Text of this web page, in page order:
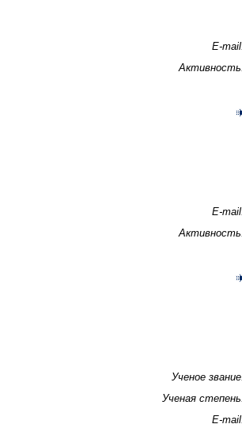
E-
E-
Ученое
Ученая
E-